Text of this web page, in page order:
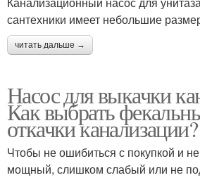
сантехники имеет небольшие
читать дальше →
Насос для выкачки
Как выбрать
откачки канализации?
Чтобы не ошибиться с покупкой и
мощный, слишком слабый или не